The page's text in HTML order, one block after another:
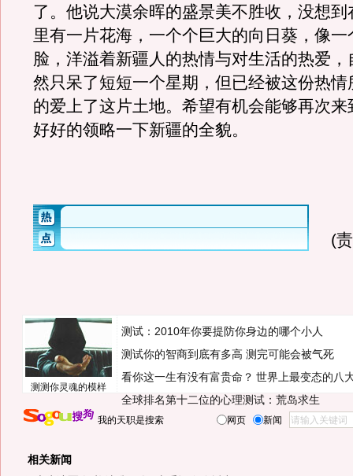
了。他说大漠余晖的盛景美不胜收，没想到
里有一片花海，一个个巨大的向日葵，像
脸，洋溢着新疆人的热情与对生活的热爱
然只呆了短短一个星期，但已经被这份热情
的爱上了这片土地。希望有机会能够再次来
好好的领略一下新疆的全貌。
(
测测你灵魂的模样
测试：2010年你要提防你身边的哪个小人
测试你的智商到底有多高 测完可能会被气死
看你这一生有没有富贵命？ 世界上最变态的八
全球排名第十二位的心理测试：荒岛求生
我的天职是搜索 网页 新闻
相关新闻